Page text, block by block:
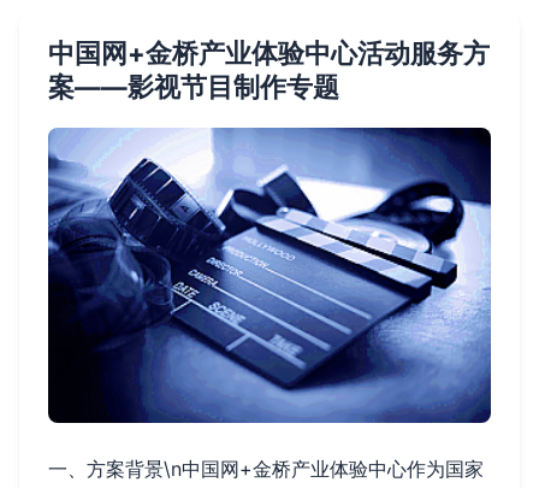
中国网+金桥产业体验中心活动服务方
案——影视节目制作专题
一、方案背景\n中国网+金桥产业体验中心作为国家